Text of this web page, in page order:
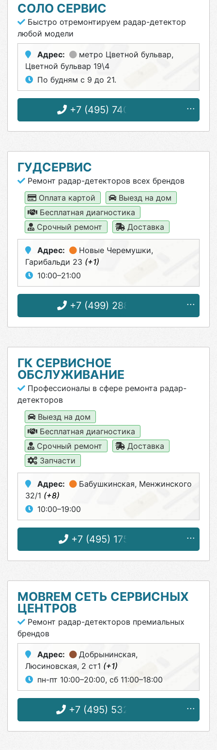
СОЛО СЕРВИС
Быстро отремонтируем радар-детектор
любой модели
Адрес: метро Цветной бульвар,
Цветной бульвар 19\4
По будням с 9 до 21.
+7 (495) 740-99-61
ГУДСЕРВИС
Ремонт радар-детекторов всех брендов
Оплата картой
Выезд на дом
Бесплатная диагностика
Срочный ремонт
Доставка
Адрес: Новые Черемушки,
Гарибальди 23 (+1)
10:00–21:00
+7 (499) 288-05-81
ГК СЕРВИСНОЕ
ОБСЛУЖИВАНИЕ
Профессионалы в сфере ремонта радар-
детекторов
Выезд на дом
Бесплатная диагностика
Срочный ремонт
Доставка
Запчасти
Адрес: Бабушкинская, Менжинского
32/1 (+8)
10:00–19:00
+7 (495) 175-71-82
MOBREM СЕТЬ СЕРВИСНЫХ
ЦЕНТРОВ
Ремонт радар-детекторов премиальных
брендов
Адрес: Добрынинская,
Люсиновская, 2 ст1 (+1)
пн-пт 10:00–20:00, сб 11:00–18:00
+7 (495) 532-49-67